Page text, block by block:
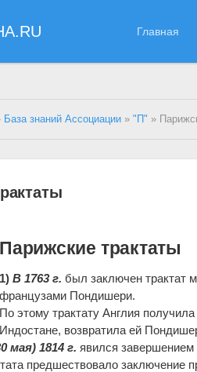
Главная
База знаний Ассоциации »"П" »
Парижские трактаты
1)В 1763 г. был заключен трактат
французами Пондишери.
По этому трактату Англия
Индостане, возвратила ей
мая) 1814 г. явился
предшествовало заключение